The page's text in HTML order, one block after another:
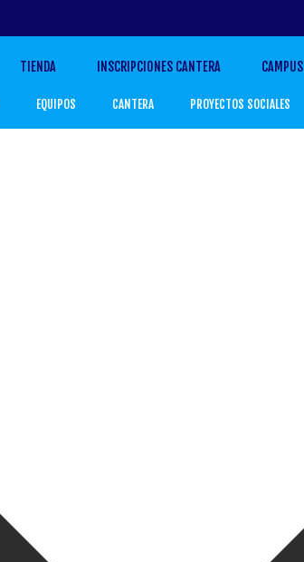
TIENDA INSCRIPCIONES CANTERA CAMPUS
EQUIPOS CANTERA PROYECTOS SOCIALES